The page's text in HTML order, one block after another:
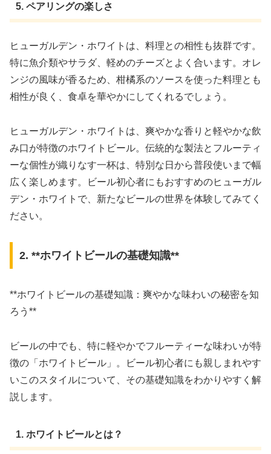
5. ペアリングの楽しさ
ヒューガルデン・ホワイトは、料理との相性も抜群です。
特に魚介類やサラダ、軽めのチーズとよく合います。オレ
ンジの風味が香るため、柑橘系のソースを使った料理とも
相性が良く、食卓を華やかにしてくれるでしょう。
ヒューガルデン・ホワイトは、爽やかな香りと軽やかな飲
み口が特徴のホワイトビール。伝統的な製法とフルーティ
ーな個性が織りなす一杯は、特別な日から普段使いまで幅
広く楽しめます。ビール初心者にもおすすめのヒューガル
デン・ホワイトで、新たなビールの世界を体験してみてく
ださい。
2. **ホワイトビールの基礎知識**
**ホワイトビールの基礎知識：爽やかな味わいの秘密を知
ろう**
ビールの中でも、特に軽やかでフルーティーな味わいが特
徴の「ホワイトビール」。ビール初心者にも親しまれやす
いこのスタイルについて、その基礎知識をわかりやすく解
説します。
1. ホワイトビールとは？